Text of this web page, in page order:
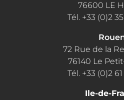
76600 LE
Tél. +33 (0)2
72 Rue de la
76140 Le
Tél. +33 (0)2
Ile-de-